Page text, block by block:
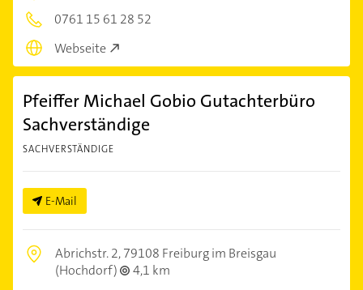
0761 15 61 28 52
Webseite
Pfeiffer Michael Gobio Gutachterbüro
Sachverständige
SACHVERSTÄNDIGE
E-Mail
Abrichstr. 2,79108 Freiburg im Breisgau
(Hochdorf)
4,1 km